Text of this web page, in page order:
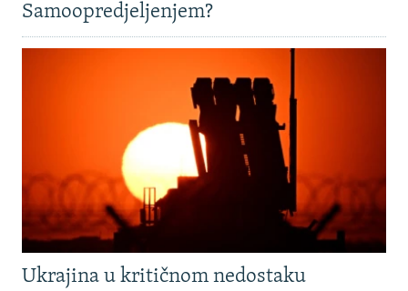
Samoopredjeljenjem?
Ukrajina u kritičnom nedostaku